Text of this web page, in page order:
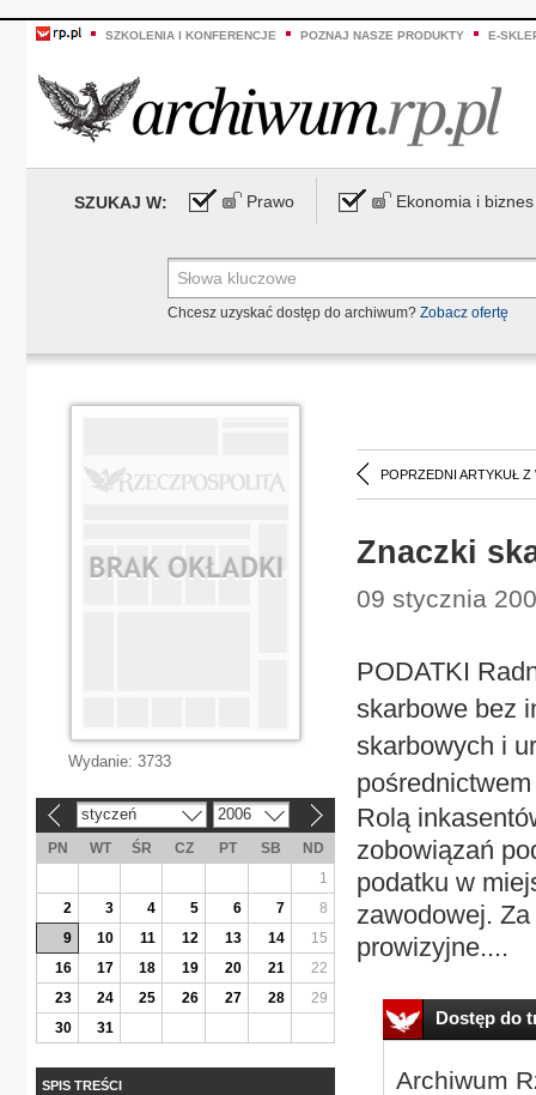
SZKOLENIA I KONFERENCJE POZNAJ NASZE PRODUKTY E-
SZUKAJ W: Prawo Ekonomia i biznes
Chcesz uzyskać dostęp do archiwum? Zobacz ofertę
POPRZEDNI ARTYKUŁ Z
Znaczki
09 stycznia
PODATKI
skarbowe bez
skarbowych i
Rolą
zobowiązań
podatku w
zawodowej.
prowizyjne....
Dostęp do
Archiwum
Wydanie: 3733
styczeń 2006
PN WT ŚR CZ PT SB
ND
1
2
3 4 5 6 7
8
9
10 11 12 13 14
15
16
17 18 19 20 21
22
23
24 25 26 27 28
29
30
31
SPIS TREŚCI